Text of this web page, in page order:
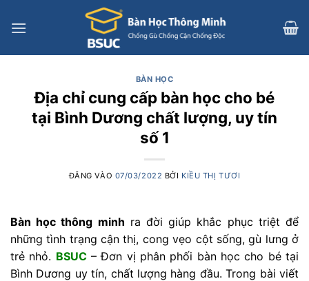
qua
dung
BÀN HỌC
Địa chỉ cung cấp bàn học cho bé
tại Bình Dương chất lượng, uy tín
số 1
ĐĂNG VÀO 07/03/2022 BỞI KIỀU THỊ TƯƠI
Bàn học thông minh ra đời giúp khắc phục triệt để
những tình trạng cận thị, cong vẹo cột sống, gù lưng ở
trẻ nhỏ. BSUC– Đơn vị phân phối bàn học cho bé tại
Bình Dương uy tín, chất lượng hàng đầu. Trong bài viết